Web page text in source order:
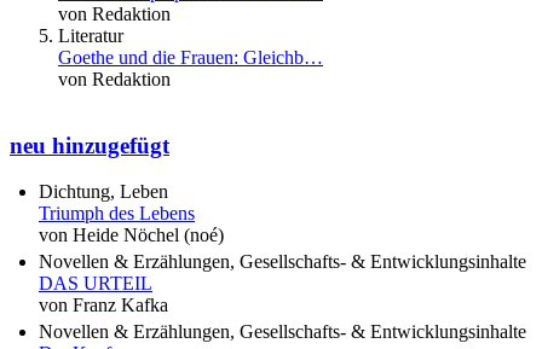
von Redaktion
Literatur
Goethe und die Frauen: Gleichb…
von Redaktion
neu hinzugefügt
Dichtung, Leben
Triumph des Lebens
von Heide Nöchel (noé)
Novellen & Erzählungen, Gesellschafts- & Entwicklungsinhalte
DAS URTEIL
von Franz Kafka
Novellen & Erzählungen, Gesellschafts- & Entwicklungsinhalte